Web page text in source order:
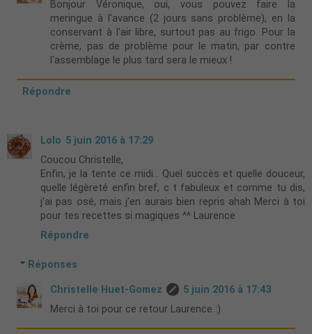
Bonjour Véronique, oui, vous pouvez faire la
meringue à l'avance (2 jours sans problème), en la
conservant à l'air libre, surtout pas au frigo. Pour la
crème, pas de problème pour le matin, par contre
l'assemblage le plus tard sera le mieux !
Répondre
Lolo 5 juin 2016 à 17:29
Coucou Christelle,
Enfin, je la tente ce midi... Quel succès et quelle douceur,
quelle légèreté enfin bref, c t fabuleux et comme tu dis,
j'ai pas osé, mais j'en aurais bien repris ahah Merci à toi
pour tes recettes si magiques ^^ Laurence
Répondre
Réponses
Christelle Huet-Gomez
5 juin 2016 à 17:43
Merci à toi pour ce retour Laurence :)